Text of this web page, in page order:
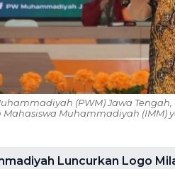
(PWM) Jawa
Muhammadiyah (IMM)
Luncurkan Logo